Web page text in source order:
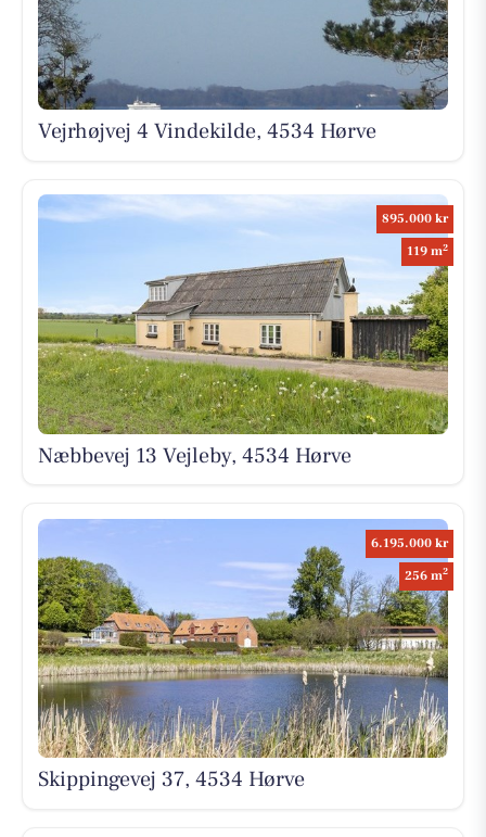
Vejrhøjvej 4 Vindekilde, 4534 Hørve
895.000 kr
119 m2
Næbbevej 13 Vejleby, 4534 Hørve
6.195.000 kr
256 m2
Skippingevej 37, 4534 Hørve